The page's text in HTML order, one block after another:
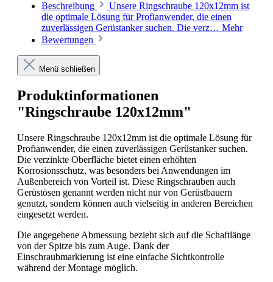
Beschreibung
Unsere Ringschraube 120x12mm ist
die optimale Lösung für Profianwender, die einen
zuverlässigen Gerüstanker suchen. Die verz… Mehr
Bewertungen
Menü schließen
Produktinformationen
"Ringschraube 120x12mm"
Unsere Ringschraube 120x12mm ist die optimale Lösung für
Profianwender, die einen zuverlässigen Gerüstanker suchen.
Die verzinkte Oberfläche bietet einen erhöhten
Korrosionsschutz, was besonders bei Anwendungen im
Außenbereich von Vorteil ist. Diese Ringschrauben auch
Gerüstösen genannt werden nicht nur von Gerüstbauern
genutzt, sondern können auch vielseitig in anderen Bereichen
eingesetzt werden.
Die angegebene Abmessung bezieht sich auf die Schaftlänge
von der Spitze bis zum Auge. Dank der
Einschraubmarkierung ist eine einfache Sichtkontrolle
während der Montage möglich.